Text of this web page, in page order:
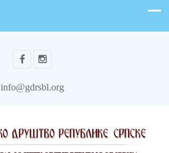
info@gdrsbl.org